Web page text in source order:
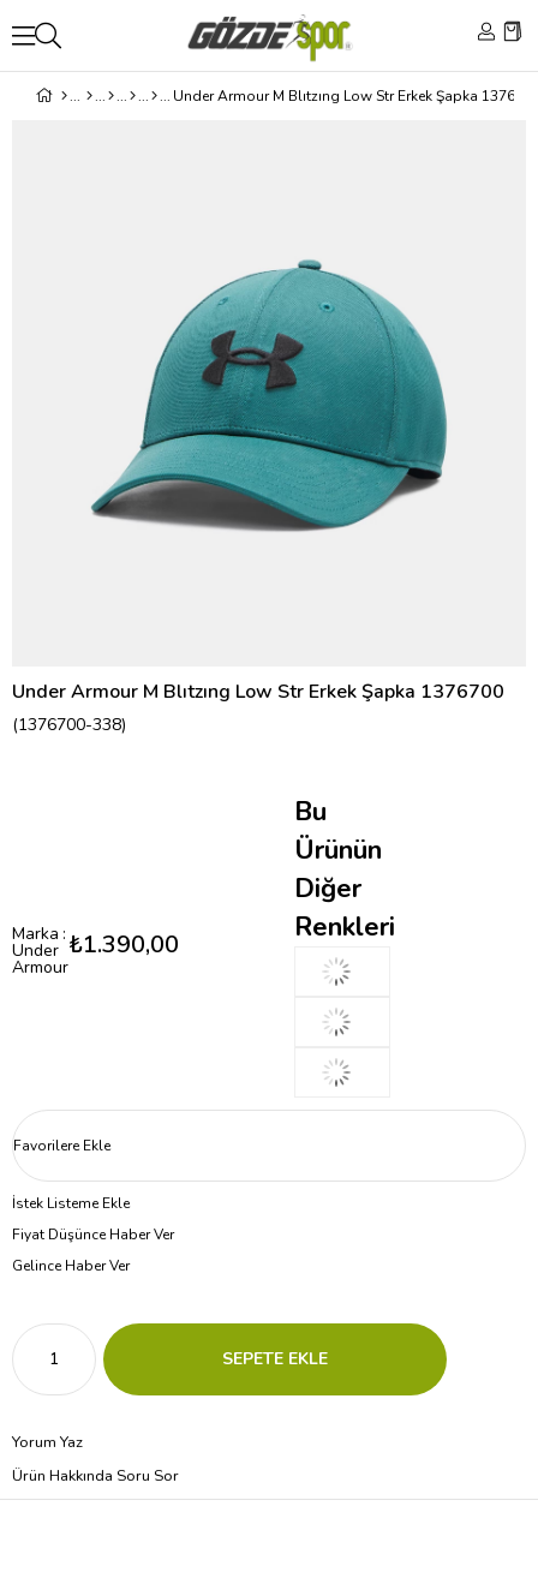
Under Armour M Blıtzıng Low Str Erkek Şapka
Under Armour M Blıtzıng Low Str Erkek Şapka 1376700
(1376700-338)
Marka :
Under
Armour
₺1.390,00
Bu
Ürünün
Diğer
Renkleri
Favorilere Ekle
İstek Listeme Ekle
Fiyat Düşünce Haber Ver
Gelince Haber Ver
Yorum Yaz
Ürün Hakkında Soru Sor